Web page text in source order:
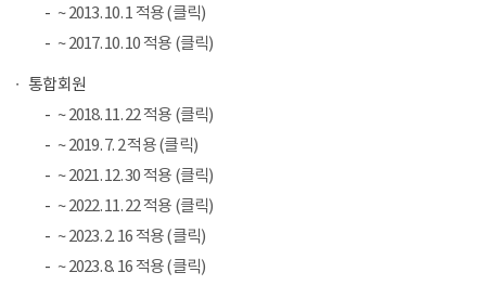
~ 2013. 10. 1 적용 (클릭)
~ 2017. 10. 10 적용 (클릭)
통합회원
~ 2018. 11. 22 적용 (클릭)
~ 2019. 7. 2 적용 (클릭)
~ 2021. 12. 30 적용 (클릭)
~ 2022. 11. 22 적용 (클릭)
~ 2023. 2. 16 적용 (클릭)
~ 2023. 8. 16 적용 (클릭)